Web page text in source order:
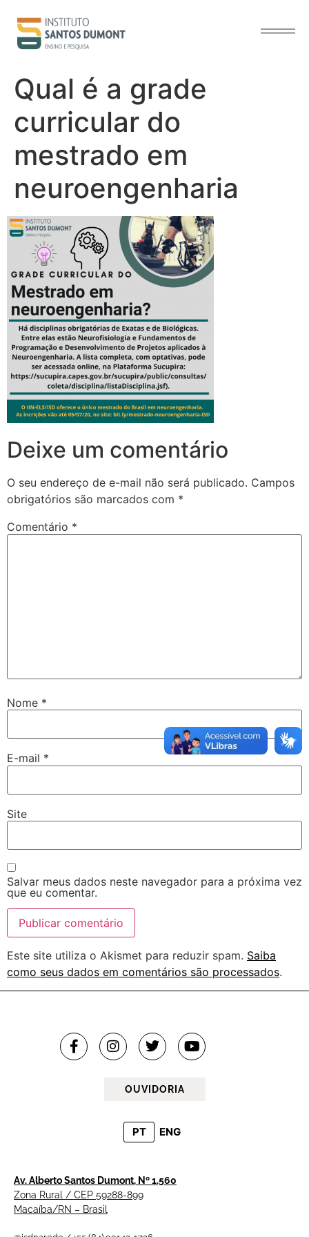
conteúdo
Qual é a grade
curricular do
mestrado em
neuroengenharia
Deixe um comentário
O seu endereço de e-mail não será publicado. Campos
obrigatórios são marcados com *
Comentário *
Nome *
E-mail *
Site
Salvar meus dados neste navegador para a próxima vez
que eu comentar.
Este site utiliza o Akismet para reduzir spam. Saiba
como seus dados em comentários são processados.
OUVIDORIA
PT ENG
Av. Alberto Santos Dumont, Nº 1.560
Zona Rural / CEP 59288-899
Macaíba/RN – Brasil